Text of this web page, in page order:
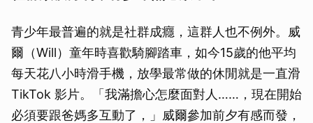
青少年最普遍的就是社群成癮，這群人也不例外。威
爾（Will）童年時喜歡騎腳踏車，如今15歲的他平均
每天花八小時滑手機，放學最常做的休閒就是一直滑
TikTok 影片。「我滿擔心怎麼面對人……，現在開始
必須要跟爸媽多互動了，」威爾參加前夕有感而發，